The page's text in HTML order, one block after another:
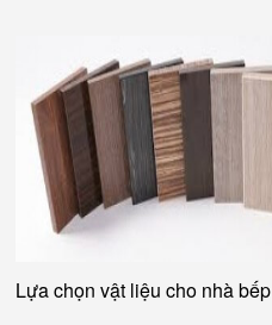
Lựa chọn vật liệu cho nhà bếp